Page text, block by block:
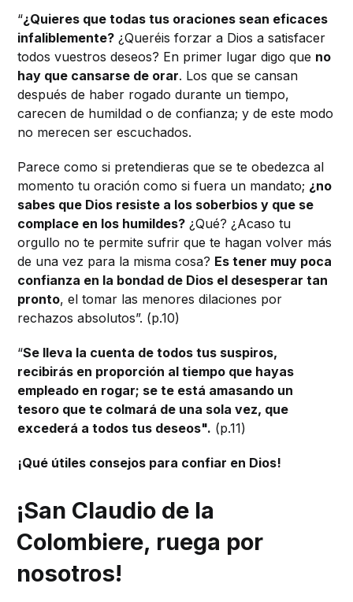
“¿Quieres que todas tus oraciones sean eficaces
infaliblemente? ¿Queréis forzar a Dios a satisfacer
todos vuestros deseos? En primer lugar digo que no
hay que cansarse de orar. Los que se cansan
después de haber rogado durante un tiempo,
carecen de humildad o de confianza; y de este modo
no merecen ser escuchados.
Parece como si pretendieras que se te obedezca al
momento tu oración como si fuera un mandato; ¿no
sabes que Dios resiste a los soberbios y que se
complace en los humildes? ¿Qué? ¿Acaso tu
orgullo no te permite sufrir que te hagan volver más
de una vez para la misma cosa? Es tener muy poca
confianza en la bondad de Dios el desesperar tan
pronto, el tomar las menores dilaciones por
rechazos absolutos”. (p.10)
“Se lleva la cuenta de todos tus suspiros,
recibirás en proporción al tiempo que hayas
empleado en rogar; se te está amasando un
tesoro que te colmará de una sola vez, que
excederá a todos tus deseos". (p.11)
¡Qué útiles consejos para confiar en Dios!
¡San Claudio de la
Colombiere, ruega por
nosotros!